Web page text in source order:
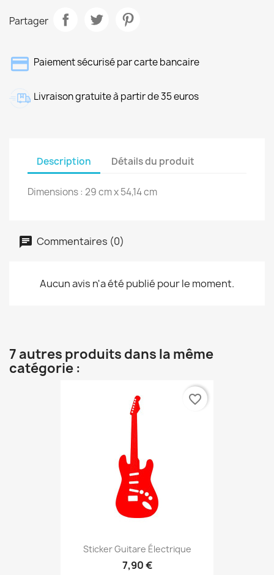
Partager
Paiement sécurisé par carte bancaire
Livraison gratuite à partir de 35 euros
Description Détails du produit
Dimensions : 29 cm x 54,14 cm
Commentaires (0)
Aucun avis n'a été publié pour le moment.
7 autres produits dans la même
catégorie :
Sticker Guitare Électrique
7,90 €
favorite_border